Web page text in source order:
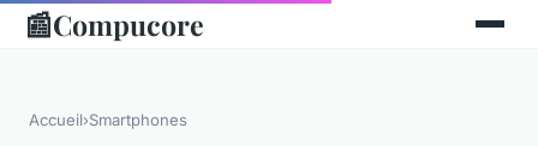
📰Compucore
Accueil›Smartphones